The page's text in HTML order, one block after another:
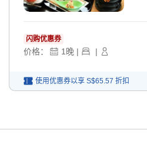
闪购优惠券
价格： 1晚 | |
使用优惠券以享 S$65.57 折扣